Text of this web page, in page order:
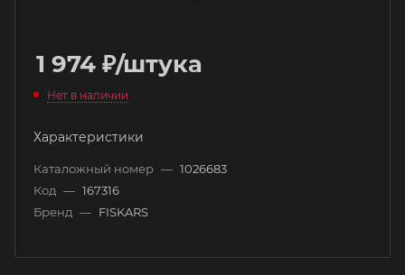
1 974 ₽/штука
Нет в наличии
Характеристики
Каталожный номер — 1026683
Код — 167316
Бренд — FISKARS